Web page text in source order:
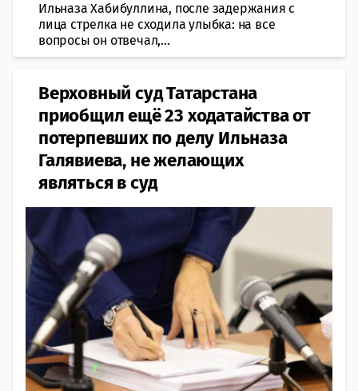
Ильназа Хабибуллина, после задержания с
лица стрелка не сходила улыбка: на все
вопросы он отвечал,...
Верховный суд Татарстана
приобщил ещё 23 ходатайства от
потерпевших по делу Ильназа
Галявиева, не желающих
являться в суд